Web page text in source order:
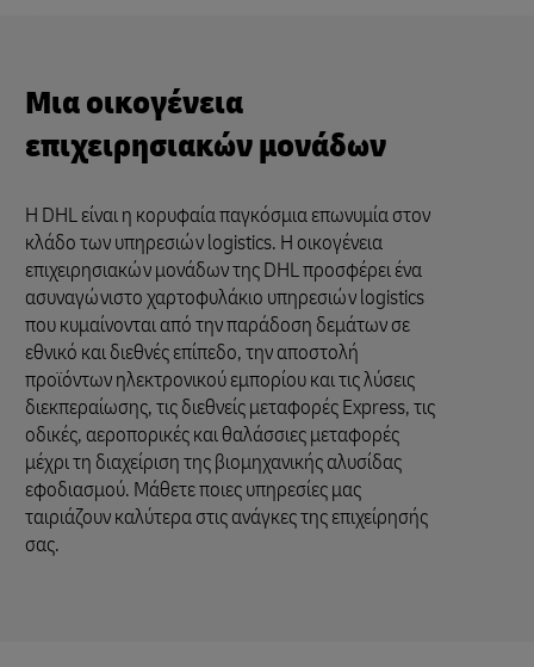
Μια οικογένεια
επιχειρησιακών μονάδων
Η DHL είναι η κορυφαία παγκόσμια επωνυμία στον
κλάδο των υπηρεσιών logistics. Η οικογένεια
επιχειρησιακών μονάδων της DHL προσφέρει ένα
ασυναγώνιστο χαρτοφυλάκιο υπηρεσιών logistics
που κυμαίνονται από την παράδοση δεμάτων σε
εθνικό και διεθνές επίπεδο, την αποστολή
προϊόντων ηλεκτρονικού εμπορίου και τις λύσεις
διεκπεραίωσης, τις διεθνείς μεταφορές Express, τις
οδικές, αεροπορικές και θαλάσσιες μεταφορές
μέχρι τη διαχείριση της βιομηχανικής αλυσίδας
εφοδιασμού. Μάθετε ποιες υπηρεσίες μας
ταιριάζουν καλύτερα στις ανάγκες της επιχείρησής
σας.